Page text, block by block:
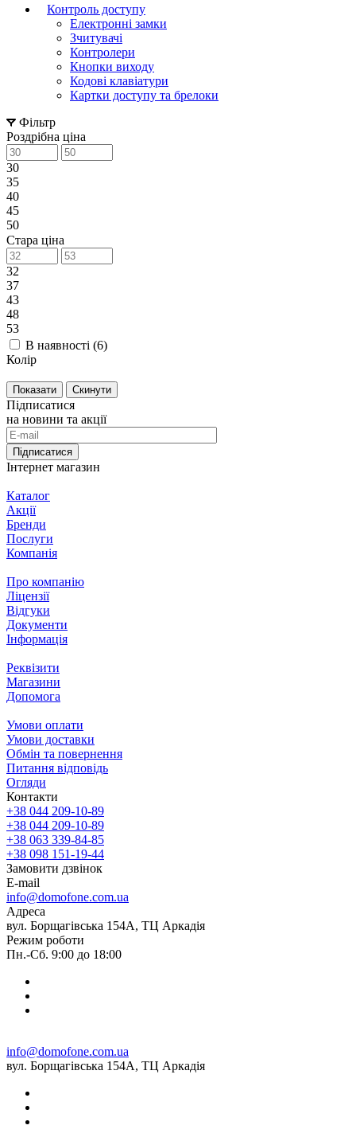
Контроль доступу
Електронні замки
Зчитувачі
Контролери
Кнопки виходу
Кодові клавіатури
Картки доступу та брелоки
Фільтр
Роздрібна ціна
30
35
40
45
50
Стара ціна
32
37
43
48
53
В наявності (6)
Колір
Скинути
Підписатися
на новини та акції
Підписатися
Інтернет магазин
Каталог
Акції
Бренди
Послуги
Компанія
Про компанію
Ліцензії
Відгуки
Документи
Інформація
Реквізити
Магазини
Допомога
Умови оплати
Умови доставки
Обмін та повернення
Питання відповідь
Огляди
Контакти
+38 044 209-10-89
+38 044 209-10-89
+38 063 339-84-85
+38 098 151-19-44
Замовити дзвінок
E-mail
info@domofone.com.ua
Адреса
вул. Борщагівська 154А, ТЦ Аркадія
Режим роботи
Пн.-Сб. 9:00 до 18:00
info@domofone.com.ua
вул. Борщагівська 154А, ТЦ Аркадія